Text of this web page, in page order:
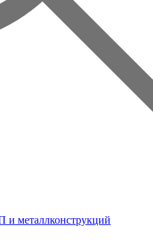
и металлконструкций